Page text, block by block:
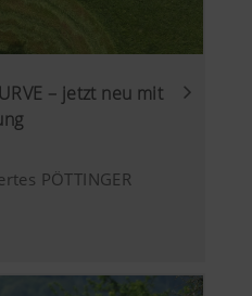
und angezeigt.
hierbei den erweiterten
Nähere Informationen
– jetzt neu mit
PÖTTINGER